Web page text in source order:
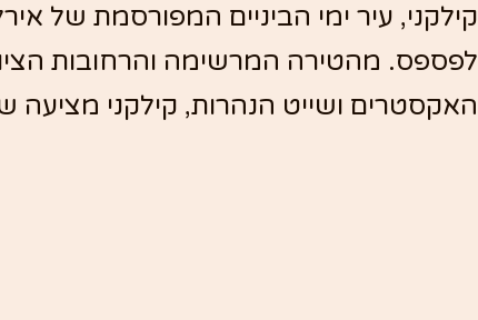
קילקני, עיר ימי הביניים המפורסמת של
לפספס. מהטירה המרשימה והרחובות
האקסטרים ושייט הנהרות, קילקני